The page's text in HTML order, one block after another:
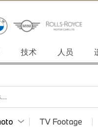
技术 人员
TV Footage